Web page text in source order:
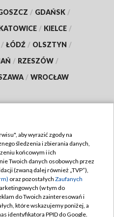
/ GDAŃSK /
/ KIELCE /
/ ŁÓDŹ / OLSZTYN /
/ RZESZÓW /
/ WROCŁAW
TVP
zgody
aby wyrazić zgody na
śledzenia i zbierania danych,
końcowym i ich
Twoich danych osobowych przez
(zwaną dalej również „TVP”),
oraz pozostałych Zaufanych
(w tym do
do Twoich zainteresowań i
które wskazujemy poniżej, a
identyfikatora PPID do Google.